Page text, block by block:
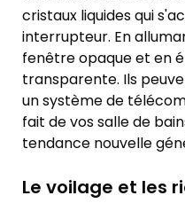
cristaux liquides qui
interrupteur. En
fenêtre opaque et en
transparente. Ils
un système de
fait de vos salle de
tendance nouvelle
Le voilage et les